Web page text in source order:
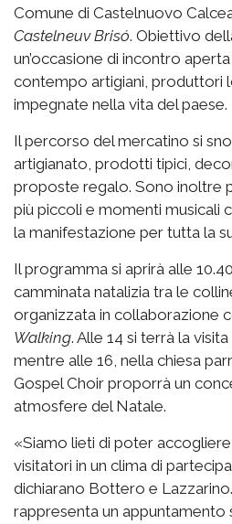
Comune di Castelnuovo
Castelneuv Brisó. Obiettivo
un’occasione di incontro
contempo artigiani, produttori
impegnate nella vita del paese.
Il percorso del mercatino si
artigianato, prodotti tipici,
proposte regalo. Sono inoltre
più piccoli e momenti musicali
la manifestazione per tutta la
Il programma si aprirà alle
camminata natalizia tra le
organizzata in collaborazione
Walking. Alle 14 si terrà la
mentre alle 16, nella chiesa
Gospel Choir proporrà un
atmosfere del Natale.
«Siamo lieti di poter
visitatori in un clima di
dichiarano Bottero e
rappresenta un appuntamento